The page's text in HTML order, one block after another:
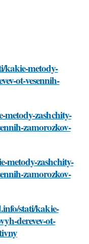
kakie-metody-
ot-vesennih-
zashchity-
zamorozkov-
metody-zashchity-
zamorozkov-
stati/kakie-
derevev-ot-